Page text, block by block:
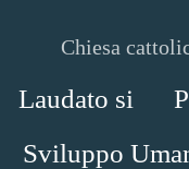
Chiesa
Laudato si
Sviluppo